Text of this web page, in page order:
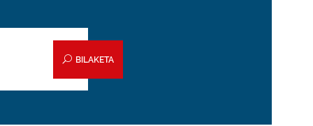
BILAKETA